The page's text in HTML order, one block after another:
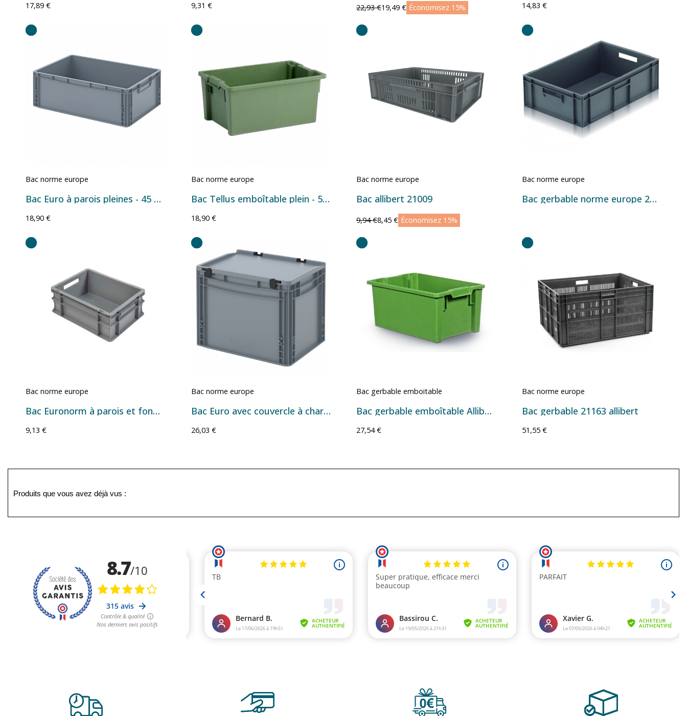
17,89 € 9,31 € 22,93 €19,49 € Économisez 15% 14,83 €
Bac norme europe
Bac Euro à parois pleines - 45 L - 600×400×220 mm
18,90 €
Bac norme europe
Bac Tellus emboîtable plein - 50 L - 600×400×270 mm
18,90 €
Bac norme europe
Bac allibert 21009
9,94 €8,45 € Économisez 15%
Bac norme europe
Bac gerbable norme europe 21P33
Bac norme europe
Bac Euronorm à parois et fond pleins - 15 L - 400×300×170 mm
9,13 €
Bac norme europe
Bac Euro avec couvercle à charnières, fond et parois pleins - 30 L - 400×300×335 mm
26,03 €
Bac gerbable emboitable
Bac gerbable emboîtable Allibert 50L
27,54 €
Bac norme europe
Bac gerbable 21163 allibert
51,55 €
Produits que vous avez déjà vus :